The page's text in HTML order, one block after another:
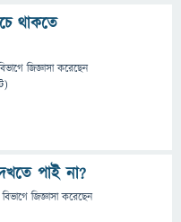
থাকতে
জিজ্ঞাসাকরেছেন
পাই না?
জিজ্ঞাসাকরেছেন